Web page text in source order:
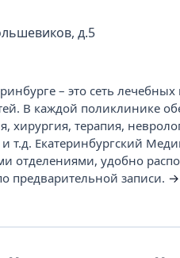
д.5
– это сеть
В каждой поликлинике
хирургия, терапия,
т.д. Екатеринбургский
отделениями, удобно
предварительной записи. →